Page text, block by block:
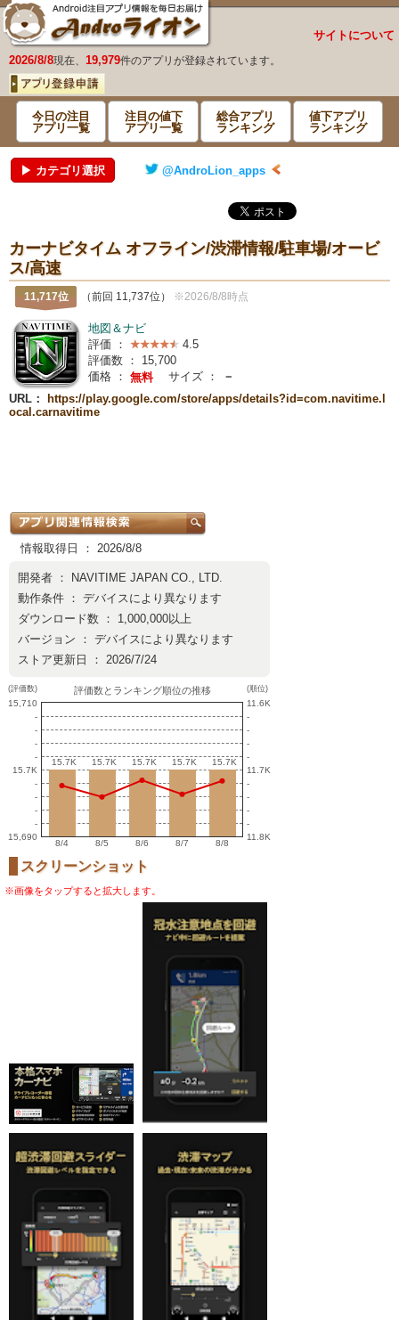
サイトについて
2026/8/8現在、 19,979件のアプリが登録されています。
今日の注目
アプリ一覧
注目の値下
アプリ一覧
総合アプリ
ランキング
値下アプリ
ランキング
▶ カテゴリ選択 @AndroLion_apps
カーナビタイム オフライン/渋滞情報/駐車場/オービ
ス/高速
11,717位 （前回 11,737位） ※2026/8/8時点
地図＆ナビ
評価 ：
4.5
評価数 ： 15,700
価格 ： 無料 サイズ ：
－
URL：
https://play.google.com/store/apps/details?id=com.navitime.l
ocal.carnavitime
情報取得日 ： 2026/8/8
開発者 ：
NAVITIME JAPAN CO., LTD.
動作条件 ： デバイスにより異なります
ダウンロード数 ： 1,000,000以上
バージョン ： デバイスにより異なります
ストア更新日 ： 2026/7/24
(評価数)
15,710
-
-
-
-
15.7K
-
-
-
-
15,690
評価数とランキング順位の推移
15.7K
15.7K 15.7K
15.7K 15.7K
15.7K 15.7K
15.7K 15.7K
15.7K
8/4 8/5 8/6 8/7 8/8
(順位)
11.6K
-
-
-
-
11.7K
-
-
-
-
11.8K
スクリーンショット
※画像をタップすると拡大します。